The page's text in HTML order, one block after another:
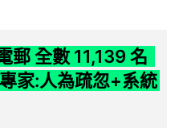
郵 全數 11,139 名
家:人為疏忽+系統